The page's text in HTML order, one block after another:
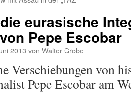
eurasische
Pepe Escobar
2013 von Walter Grobe
Verschiebungen von
Pepe Escobar am